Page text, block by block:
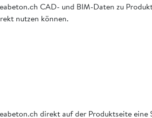
CAD- und BIM-Daten zu
nutzen können.
direkt auf der Produktseite